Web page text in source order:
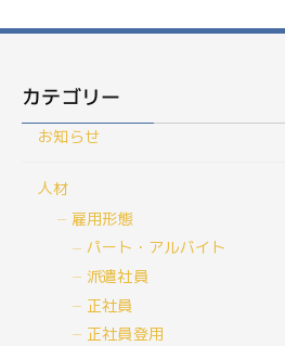
カテゴリー
お知らせ
人材
雇用形態
パート・アルバイト
派遣社員
正社員
正社員登用